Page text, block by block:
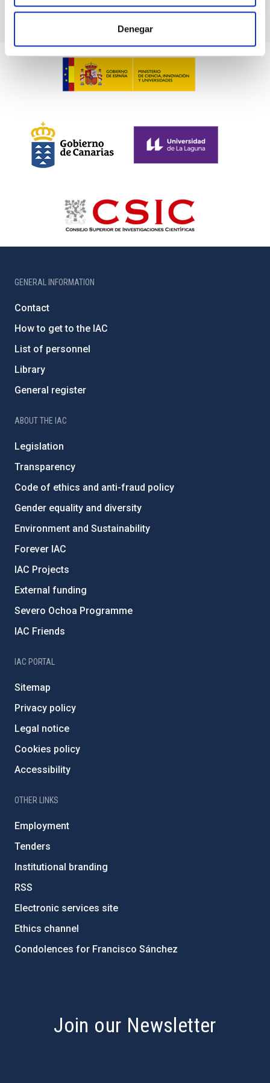
Denegar
GENERAL INFORMATION
Contact
How to get to the IAC
List of personnel
Library
General register
ABOUT THE IAC
Legislation
Transparency
Code of ethics and anti-fraud policy
Gender equality and diversity
Environment and Sustainability
Forever IAC
IAC Projects
External funding
Severo Ochoa Programme
IAC Friends
IAC PORTAL
Sitemap
Privacy policy
Legal notice
Cookies policy
Accessibility
OTHER LINKS
Employment
Tenders
Institutional branding
RSS
Electronic services site
Ethics channel
Condolences for Francisco Sánchez
Join our Newsletter